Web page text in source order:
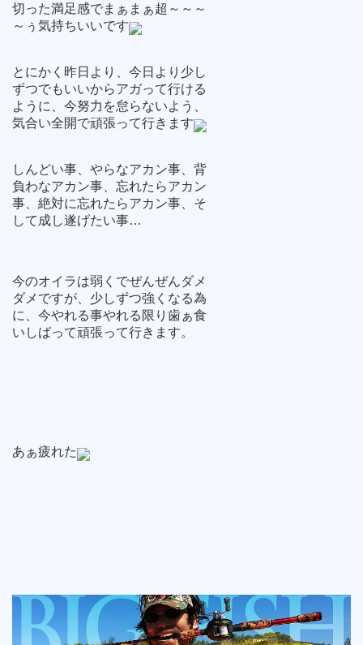
切った満足感でまぁまぁ超～～～
～ぅ気持ちいいです
とにかく昨日より、今日より少し
ずつでもいいからアガって行ける
ように、今努力を怠らないよう、
気合い全開で頑張って行きます
しんどい事、やらなアカン事、背
負わなアカン事、忘れたらアカン
事、絶対に忘れたらアカン事、そ
して成し遂げたい事…
今のオイラは弱くでぜんぜんダメ
ダメですが、少しずつ強くなる為
に、今やれる事やれる限り歯ぁ食
いしばって頑張って行きます。
あぁ疲れた